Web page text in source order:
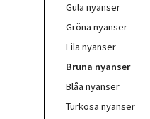
Gula nyanser
Gröna nyanser
Lila nyanser
Bruna nyanser
Blåa nyanser
Turkosa nyanser